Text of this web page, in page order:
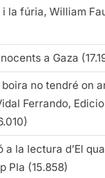
i la fúria, William
a Gaza
no tendré on
Ferrando,
a la lectura d’El
Pla (15.858)